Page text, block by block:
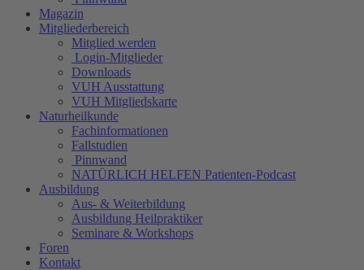
Magazin
Mitgliederbereich
Mitglied werden
Login-Mitglieder
Downloads
VUH Ausstattung
VUH Mitgliedskarte
Naturheilkunde
Fachinformationen
Fallstudien
Pinnwand
NATÜRLICH HELFEN Patienten-Podcast
Ausbildung
Aus- & Weiterbildung
Ausbildung Heilpraktiker
Seminare & Workshops
Foren
Kontakt